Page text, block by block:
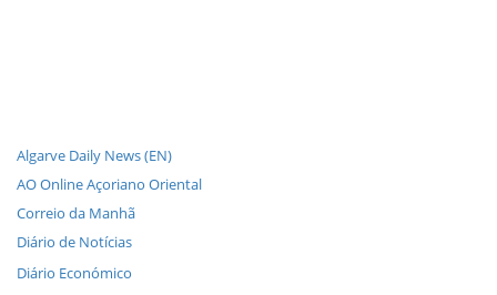
Algarve Daily News (EN)
AO Online Açoriano Oriental
Correio da Manhã
Diário de Notícias
Diário Económico